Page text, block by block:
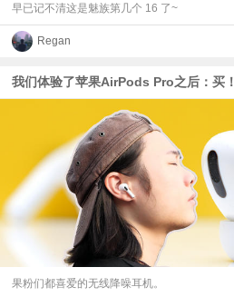
早已记不清这是魅族第几个 16 了~
Regan
我们体验了苹果AirPods Pro之后：买！
果粉们都喜爱的无线降噪耳机。